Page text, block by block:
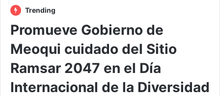
Trending
Promueve Gobierno de
Meoqui cuidado del Sitio
Ramsar 2047 en el Día
Internacional de la Diversidad